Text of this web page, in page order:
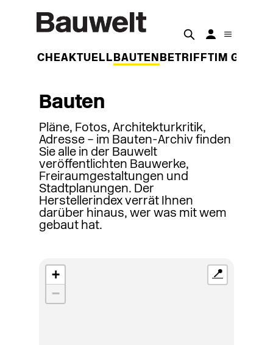
WOCHEAKTUELL BAUTEN BETRIFFT IM
Bauten
Pläne, Fotos, Architekturkritik,
Adresse – im Bauten-Archiv finden
Sie alle in der Bauwelt
veröffentlichten Bauwerke,
Freiraumgestaltungen und
Stadtplanungen. Der
Herstellerindex verrät Ihnen
darüber hinaus, wer was mit wem
gebaut hat.
+
−
📍